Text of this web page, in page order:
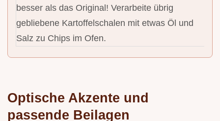
besser als das Original! Verarbeite übrig
gebliebene Kartoffelschalen mit etwas Öl und
Salz zu Chips im Ofen.
Optische Akzente und
passende Beilagen